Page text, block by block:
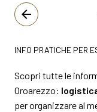
arrow_back
INFO PRATICHE PER
Scopri tutte le
Oroarezzo:
per organizzare al